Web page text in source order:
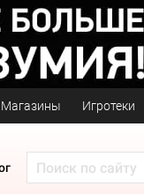
Магазины Игротеки